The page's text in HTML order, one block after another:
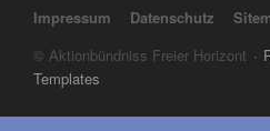
Navigation überspringen
Impressum Datenschutz
© Aktionbündniss Freier Horizont
Templates